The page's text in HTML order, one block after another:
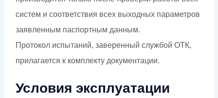
систем и соответствия всех выходных параметров
заявленным паспортным данным.
Протокол испытаний, заверенный службой ОТК,
прилагается к комплекту документации.
Условия эксплуатации